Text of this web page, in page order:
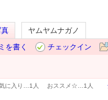
ヤムヤムナガノ
を書く
チェックイン
に入り… 1人 おススメ☆… 1人